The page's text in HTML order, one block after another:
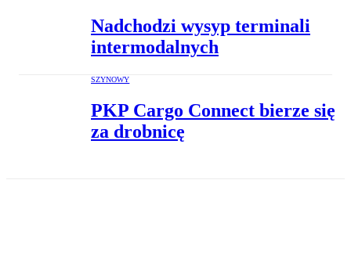
Nadchodzi wysyp terminali
intermodalnych
SZYNOWY
PKP Cargo Connect bierze się
za drobnicę